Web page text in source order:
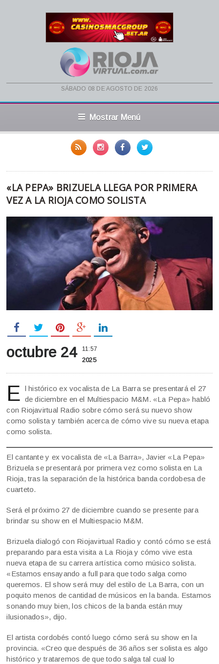
sábado 08 de agosto de 2026
Mostrar Menú
«LA PEPA» BRIZUELA LLEGA POR PRIMERA
VEZ A LA RIOJA COMO SOLISTA
octubre 24 11:57
2025
E l histórico ex vocalista de La Barra se presentará el 27
de diciembre en el Multiespacio M&M. «La Pepa» habló
con Riojavirtual Radio sobre cómo será su nuevo show
como solista y también acerca de cómo vive su nueva etapa
como solista.
El cantante y ex vocalista de «La Barra», Javier «La Pepa»
Brizuela se presentará por primera vez como solista en La
Rioja, tras la separación de la histórica banda cordobesa de
cuarteto.
Será el próximo 27 de diciembre cuando se presente para
brindar su show en el Multiespacio M&M.
Brizuela dialogó con Riojavirtual Radio y contó cómo se está
preparando para esta visita a La Rioja y cómo vive esta
nueva etapa de su carrera artística como músico solista.
«Estamos ensayando a full para que todo salga como
queremos. El show será muy del estilo de La Barra, con un
poquito menos de cantidad de músicos en la banda. Estamos
sonando muy bien, los chicos de la banda están muy
ilusionados», dijo.
El artista cordobés contó luego cómo será su show en la
provincia. «Creo que después de 36 años ser solista es algo
histórico y trataremos de que todo salga tal cual lo